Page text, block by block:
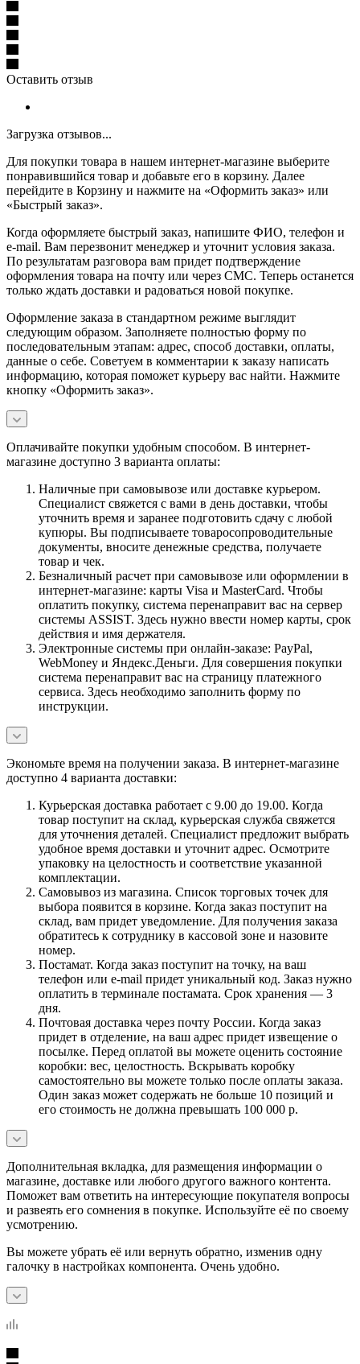
Оставить отзыв
Загрузка отзывов...
Для покупки товара в нашем интернет-магазине выберите
понравившийся товар и добавьте его в корзину. Далее
перейдите в Корзину и нажмите на «Оформить заказ» или
«Быстрый заказ».
Когда оформляете быстрый заказ, напишите ФИО, телефон и
e-mail. Вам перезвонит менеджер и уточнит условия заказа.
По результатам разговора вам придет подтверждение
оформления товара на почту или через СМС. Теперь останется
только ждать доставки и радоваться новой покупке.
Оформление заказа в стандартном режиме выглядит
следующим образом. Заполняете полностью форму по
последовательным этапам: адрес, способ доставки, оплаты,
данные о себе. Советуем в комментарии к заказу написать
информацию, которая поможет курьеру вас найти. Нажмите
кнопку «Оформить заказ».
Оплачивайте покупки удобным способом. В интернет-
магазине доступно 3 варианта оплаты:
Наличные при самовывозе или доставке курьером.
Специалист свяжется с вами в день доставки, чтобы
уточнить время и заранее подготовить сдачу с любой
купюры. Вы подписываете товаросопроводительные
документы, вносите денежные средства, получаете
товар и чек.
Безналичный расчет при самовывозе или оформлении в
интернет-магазине: карты Visa и MasterCard. Чтобы
оплатить покупку, система перенаправит вас на сервер
системы ASSIST. Здесь нужно ввести номер карты, срок
действия и имя держателя.
Электронные системы при онлайн-заказе: PayPal,
WebMoney и Яндекс.Деньги. Для совершения покупки
система перенаправит вас на страницу платежного
сервиса. Здесь необходимо заполнить форму по
инструкции.
Экономьте время на получении заказа. В интернет-магазине
доступно 4 варианта доставки:
Курьерская доставка работает с 9.00 до 19.00. Когда
товар поступит на склад, курьерская служба свяжется
для уточнения деталей. Специалист предложит выбрать
удобное время доставки и уточнит адрес. Осмотрите
упаковку на целостность и соответствие указанной
комплектации.
Самовывоз из магазина. Список торговых точек для
выбора появится в корзине. Когда заказ поступит на
склад, вам придет уведомление. Для получения заказа
обратитесь к сотруднику в кассовой зоне и назовите
номер.
Постамат. Когда заказ поступит на точку, на ваш
телефон или e-mail придет уникальный код. Заказ нужно
оплатить в терминале постамата. Срок хранения — 3
дня.
Почтовая доставка через почту России. Когда заказ
придет в отделение, на ваш адрес придет извещение о
посылке. Перед оплатой вы можете оценить состояние
коробки: вес, целостность. Вскрывать коробку
самостоятельно вы можете только после оплаты заказа.
Один заказ может содержать не больше 10 позиций и
его стоимость не должна превышать 100 000 р.
Дополнительная вкладка, для размещения информации о
магазине, доставке или любого другого важного контента.
Поможет вам ответить на интересующие покупателя вопросы
и развеять его сомнения в покупке. Используйте её по своему
усмотрению.
Вы можете убрать её или вернуть обратно, изменив одну
галочку в настройках компонента. Очень удобно.